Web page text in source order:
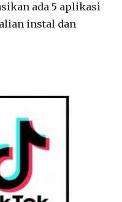
ada 5 aplikasi
instal dan